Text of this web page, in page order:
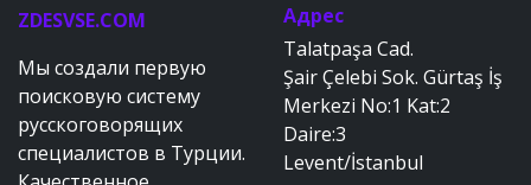
ZDESVSE.COM
Мы создали первую
поисковую систему
русскоговорящих
специалистов в Турции.
Адрес
Talatpaşa Cad.
Şair Çelebi Sok. Gürtaş İş
Merkezi No:1 Kat:2
Daire:3
Levent/İstanbul